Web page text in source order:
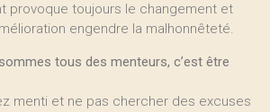
provoque toujours le changement et
engendre la malhonnêteté.
tous des menteurs, c’est être
menti et ne pas chercher des excuses